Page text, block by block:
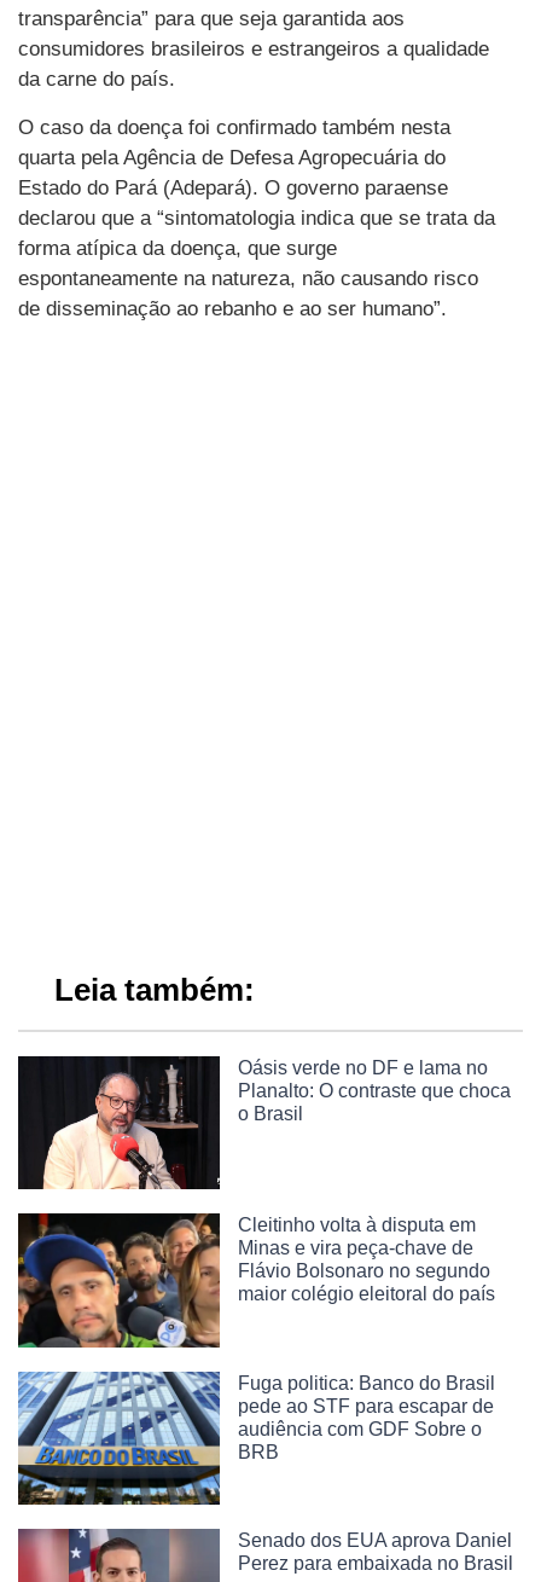
transparência” para que seja garantida aos
consumidores brasileiros e estrangeiros a qualidade
da carne do país.
O caso da doença foi confirmado também nesta
quarta pela Agência de Defesa Agropecuária do
Estado do Pará (Adepará). O governo paraense
declarou que a “sintomatologia indica que se trata da
forma atípica da doença, que surge
espontaneamente na natureza, não causando risco
de disseminação ao rebanho e ao ser humano”.
Leia também:
Oásis verde no DF e lama no
Planalto: O contraste que choca
o Brasil
Cleitinho volta à disputa em
Minas e vira peça-chave de
Flávio Bolsonaro no segundo
maior colégio eleitoral do país
Fuga politica: Banco do Brasil
pede ao STF para escapar de
audiência com GDF Sobre o
BRB
Senado dos EUA aprova Daniel
Perez para embaixada no Brasil